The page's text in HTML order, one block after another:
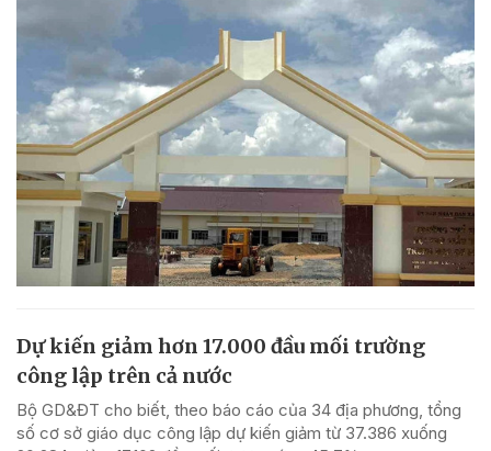
Dự kiến giảm hơn 17.000 đầu mối trường
công lập trên cả nước
Bộ GD&ĐT cho biết, theo báo cáo của 34 địa phương, tổng
số cơ sở giáo dục công lập dự kiến giảm từ 37.386 xuống